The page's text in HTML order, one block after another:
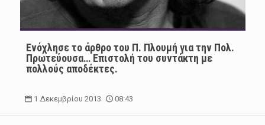
Ενόχλησε το άρθρο του Π. Πλουμή για την Πολ.
Πρωτεύουσα… Επιστολή του συντάκτη με
πολλούς αποδέκτες.
1 Δεκεμβρίου 2013 08:43